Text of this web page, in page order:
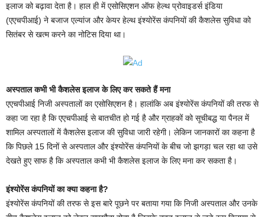
इलाज को बढ़ावा देता है। हाल ही में एसोसिएशन ऑफ हेल्थ प्रोवाइडर्स इंडिया
(एएचपीआई) ने बजाज एल्यांज और केयर हेल्थ इंश्योरेंस कंपनियों की कैशलेस सुविधा को
सितंबर से खत्म करने का नोटिस दिया था।
अस्पताल कभी भी कैशलेस इलाज के लिए कर सकते हैं मना
एएचपीआई निजी अस्पतालों का एसोसिएशन है। हालांकि अब इंश्योरेंस कंपनियों की तरफ से
कहा जा रहा है कि एएचपीआई से बातचीत हो गई है और ग्राहकों को सूचीबद्ध या पैनल में
शामिल अस्पतालों में कैशलेस इलाज की सुविधा जारी रहेगी। लेकिन जानकारों का कहना है
कि पिछले 15 दिनों से अस्पताल और इंश्योरेंस कंपनियों के बीच जो झगड़ा चल रहा था उसे
देखते हुए साफ है कि अस्पताल कभी भी कैशलेस इलाज के लिए मना कर सकता है।
इंश्योरेंस कंपनियों का क्या कहना है?
इंश्योरेंस कंपनियों की तरफ से इस बारे पूछने पर बताया गया कि निजी अस्पताल और उनके